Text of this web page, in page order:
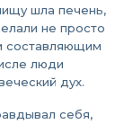
шла печень,
не просто
составляющим
люди
дух.
себя,